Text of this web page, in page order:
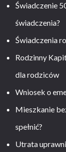
Świadczenie
świadczenia?
Świadczenia
Rodzinny
dla rodziców
Wniosek o
Mieszkanie
spełnić?
Utrata